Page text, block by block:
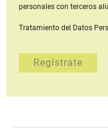
personales con terceros
Tratamiento del Datos